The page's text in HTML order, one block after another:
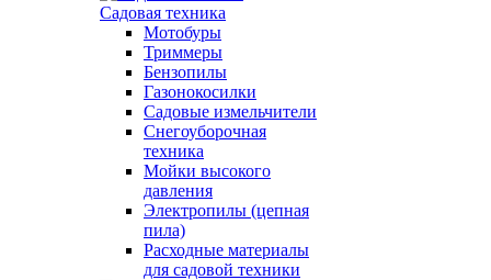
Садовая техника
Мотобуры
Триммеры
Бензопилы
Газонокосилки
Садовые измельчители
Снегоуборочная
техника
Мойки высокого
давления
Электропилы (цепная
пила)
Расходные материалы
для садовой техники